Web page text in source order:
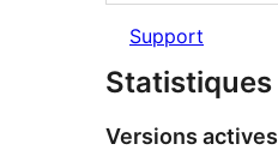
Support
Statistiques
Versions actives